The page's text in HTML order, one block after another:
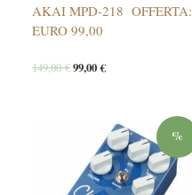
AKAI MPD-218 OFFERTA:
EURO 99,00
149,00€99,00€
%